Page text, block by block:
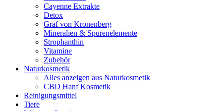
Cayenne Extrakte
Detox
Graf von Kronenberg
Mineralien & Spurenelemente
Strophanthin
Vitamine
Zubehör
Naturkosmetik
Alles anzeigen aus Naturkosmetik
CBD Hanf Kosmetik
Reinigungsmittel
Tiere